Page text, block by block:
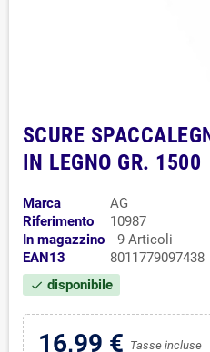
SCURE
IN LEGNO GR. 1500
Marca
AG
Riferimento
10987
In magazzino
9 Articoli
EAN13
8011779097438
check disponibile
16,99 € Tasse incluse